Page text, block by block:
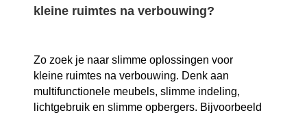
kleine ruimtes na verbouwing?
Zo zoek je naar slimme oplossingen voor
kleine ruimtes na verbouwing.​ Denk aan
multifunctionele meubels, slimme indeling,
lichtgebruik en slimme opbergers.​ Bijvoorbeeld